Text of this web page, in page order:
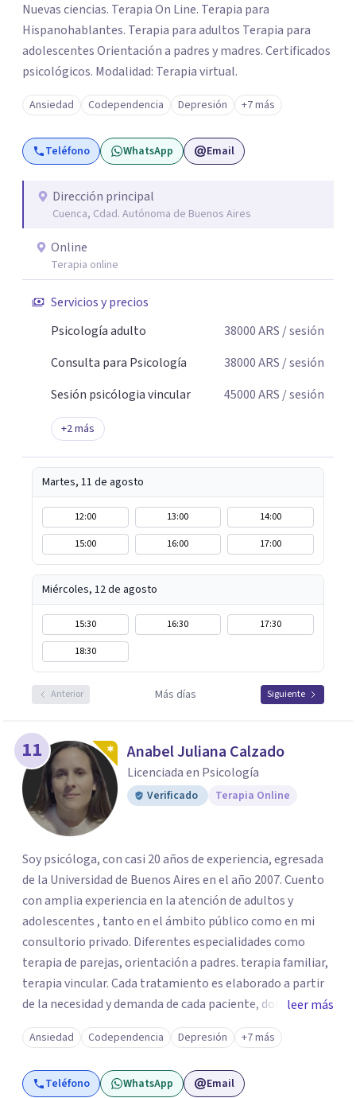
Nuevas ciencias. Terapia On Line. Terapia para
Hispanohablantes. Terapia para adultos Terapia para
adolescentes Orientación a padres y madres. Certificados
psicológicos. Modalidad: Terapia virtual.
Ansiedad Codependencia Depresión +7 más
Teléfono WhatsApp Email
Dirección principal
Cuenca, Cdad. Autónoma de Buenos Aires
Online
Terapia online
Servicios y precios
Psicología adulto
38000ARS / sesión
Consulta para Psicología
38000ARS / sesión
Sesión psicólogia vincular
45000ARS / sesión
+2más
Martes, 11 de agosto
12:00 13:00
14:00
15:00
16:00 17:00
Miércoles, 12 de agosto
15:30 16:30
17:30
18:30
Anterior Más días Siguiente
11 Anabel Juliana Calzado
Licenciada en Psicología
Verificado Terapia Online
Soy psicóloga, con casi 20 años de experiencia, egresada
de la Universidad de Buenos Aires en el año 2007. Cuento
con amplia experiencia en la atención de adultos y
adolescentes , tanto en el ámbito público como en mi
consultorio privado. Diferentes especialidades como
terapia de parejas, orientación a padres. terapia familiar,
terapia vincular. Cada tratamiento es elaborado a partir
de la necesidad y demanda de cada paciente, donde
ambos vamos ejercer un papel activo en la orientación de
la terapia. Para ello utilizo recursos técnicos amplios y
flexibles, adaptados al momento y problemática de cada
persona.
leer más
Ansiedad Codependencia Depresión +7 más
Teléfono WhatsApp Email